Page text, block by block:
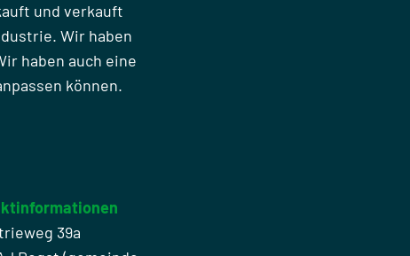
und verkauft
Wir haben
haben auch eine
können.
39a